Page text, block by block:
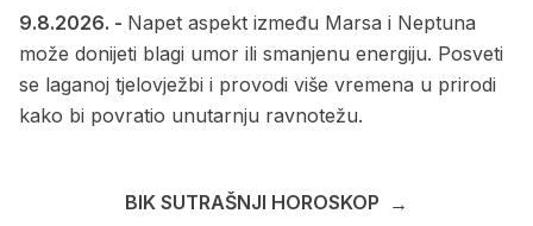
9.8.2026. - Napet aspekt između Marsa i Neptuna
može donijeti blagi umor ili smanjenu energiju. Posveti
se laganoj tjelovježbi i provodi više vremena u prirodi
kako bi povratio unutarnju ravnotežu.
BIK SUTRAŠNJI HOROSKOP →